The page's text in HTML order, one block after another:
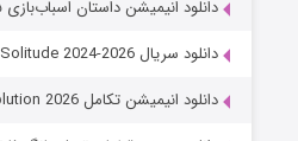
دانلود انیمیشن داستان اسباب‌بازی ۵ Toy Story 5 (2026)
دانلود سریال One Hundred Years of Solitude 2024-2026
دانلود انیمیشن تکامل Evolution 2026